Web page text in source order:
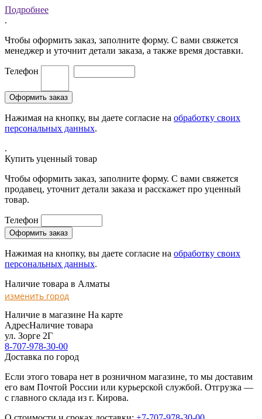
Подробнее
.
Чтобы оформить заказ, заполните форму. С вами свяжется
менеджер и уточнит детали заказа, а также время доставки.
Телефон
Нажимая на кнопку, вы даете согласие на обработку своих
персональных данных.
.
Купить уценный товар
Чтобы оформить заказ, заполните форму. С вами свяжется
продавец, уточнит детали заказа и расскажет про уценный
товар.
Телефон
Нажимая на кнопку, вы даете согласие на обработку своих
персональных данных.
Наличие товара в Алматы
изменить город
Наличие в магазине На карте
АдресНаличие товара
ул. Зорге 2Г
8-707-978-30-00
Доставка по город
Если этого товара нет в розничном магазине, то мы доставим
его вам Почтой России или курьерской службой. Отгрузка —
с главного склада из г. Кирова.